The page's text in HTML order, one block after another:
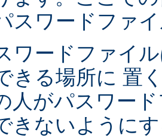
スワードファ
ワードファイ
きる場所に 置
人がパスワー
きないように